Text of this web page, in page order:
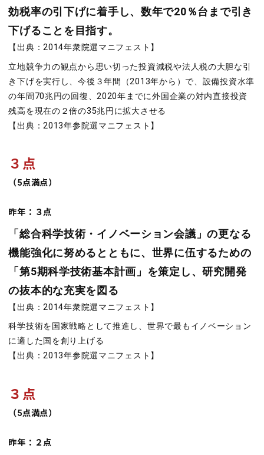
効税率の引下げに着手し、数年で20％台まで引き
下げることを目指す。
【出典：2014年衆院選マニフェスト】
立地競争力の観点から思い切った投資減税や法人税の大胆な引
き下げを実行し、今後３年間（2013年から）で、設備投資水準
の年間70兆円の回復、2020年までに外国企業の対内直接投資
残高を現在の２倍の35兆円に拡大させる
【出典：2013年参院選マニフェスト】
３点
（5点満点）
昨年：３点
「総合科学技術・イノベーション会議」の更なる
機能強化に努めるとともに、世界に伍するための
「第5期科学技術基本計画」を策定し、研究開発
の抜本的な充実を図る
【出典：2014年衆院選マニフェスト】
科学技術を国家戦略として推進し、世界で最もイノベーション
に適した国を創り上げる
【出典：2013年参院選マニフェスト】
３点
（5点満点）
昨年：２点